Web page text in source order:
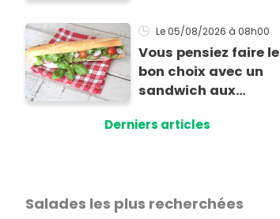
sanitaire
Le 05/08/2026 à 08h00
Vous pensiez faire le
bon choix avec un
sandwich aux
experte prouve le
Derniers articles
Salades les plus recherchées